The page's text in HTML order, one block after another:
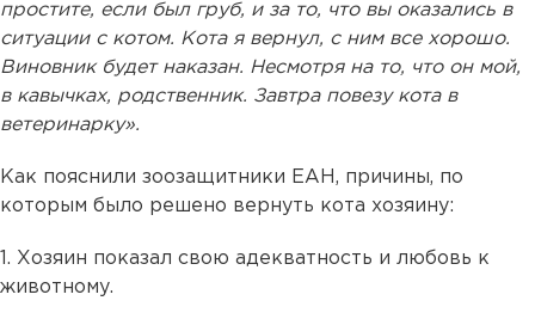
простите, если был груб, и за то, что вы оказались в
ситуации с котом. Кота я вернул, с ним все хорошо.
Виновник будет наказан. Несмотря на то, что он мой,
в кавычках, родственник. Завтра повезу кота в
ветеринарку».
Как пояснили зоозащитники ЕАН, причины, по
которым было решено вернуть кота хозяину:
1. Хозяин показал свою адекватность и любовь к
животному.